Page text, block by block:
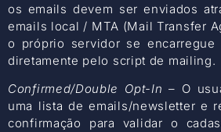
os emails devem ser enviados
emails local / MTA (Mail Transfer
o próprio servidor se
diretamente pelo script de mailing.
Confirmed/Double Opt-In – O
uma lista de emails/newsletter e
confirmação para validar o